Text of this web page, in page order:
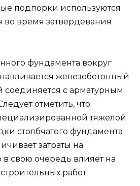
подпорки используются
время затвердевания
фундамента вокруг
железобетонный
соединяется с арматурным
отметить, что
тяжелой
столбчатого фундамента
затраты на
в свою очередь влияет на
работ.